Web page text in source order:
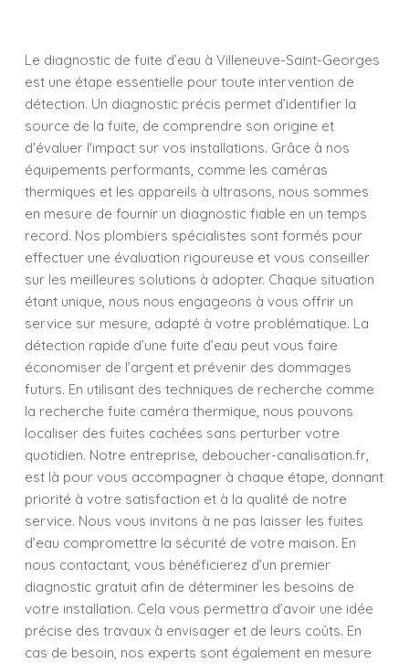
Le diagnostic de fuite d’eau à Villeneuve-Saint-Georges
est une étape essentielle pour toute intervention de
détection. Un diagnostic précis permet d’identifier la
source de la fuite, de comprendre son origine et
d'évaluer l'impact sur vos installations. Grâce à nos
équipements performants, comme les caméras
thermiques et les appareils à ultrasons, nous sommes
en mesure de fournir un diagnostic fiable en un temps
record. Nos plombiers spécialistes sont formés pour
effectuer une évaluation rigoureuse et vous conseiller
sur les meilleures solutions à adopter. Chaque situation
étant unique, nous nous engageons à vous offrir un
service sur mesure, adapté à votre problématique. La
détection rapide d’une fuite d’eau peut vous faire
économiser de l’argent et prévenir des dommages
futurs. En utilisant des techniques de recherche comme
la recherche fuite caméra thermique, nous pouvons
localiser des fuites cachées sans perturber votre
quotidien. Notre entreprise, deboucher-canalisation.fr,
est là pour vous accompagner à chaque étape, donnant
priorité à votre satisfaction et à la qualité de notre
service. Nous vous invitons à ne pas laisser les fuites
d’eau compromettre la sécurité de votre maison. En
nous contactant, vous bénéficierez d’un premier
diagnostic gratuit afin de déterminer les besoins de
votre installation. Cela vous permettra d’avoir une idée
précise des travaux à envisager et de leurs coûts. En
cas de besoin, nos experts sont également en mesure